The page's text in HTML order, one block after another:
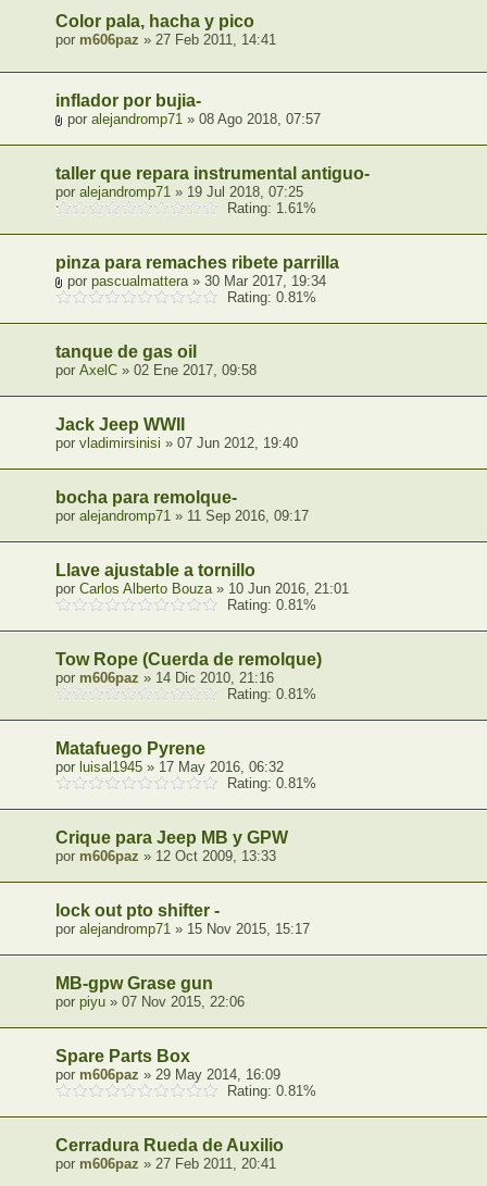
Color pala, hacha y pico
por m606paz » 27 Feb 2011, 14:41
inflador por bujia-
por alejandromp71 » 08 Ago 2018, 07:57
taller que repara instrumental antiguo-
por alejandromp71 » 19 Jul 2018, 07:25
Rating: 1.61%
pinza para remaches ribete parrilla
por pascualmattera» 30 Mar 2017, 19:34
Rating: 0.81%
tanque de gas oil
por AxelC » 02 Ene 2017, 09:58
Jack Jeep WWII
por vladimirsinisi » 07 Jun 2012, 19:40
bocha para remolque-
por alejandromp71 » 11 Sep 2016, 09:17
Llave ajustable a tornillo
por Carlos Alberto Bouza» 10 Jun 2016, 21:01
Rating: 0.81%
Tow Rope (Cuerda de remolque)
por m606paz » 14 Dic 2010, 21:16
Rating: 0.81%
Matafuego Pyrene
por luisal1945 » 17 May 2016, 06:32
Rating: 0.81%
Crique para Jeep MB y GPW
por m606paz » 12 Oct 2009, 13:33
lock out pto shifter -
por alejandromp71 » 15 Nov 2015, 15:17
MB-gpw Grase gun
por piyu » 07 Nov 2015, 22:06
Spare Parts Box
por m606paz » 29 May 2014, 16:09
Rating: 0.81%
Cerradura Rueda de Auxilio
por m606paz » 27 Feb 2011, 20:41